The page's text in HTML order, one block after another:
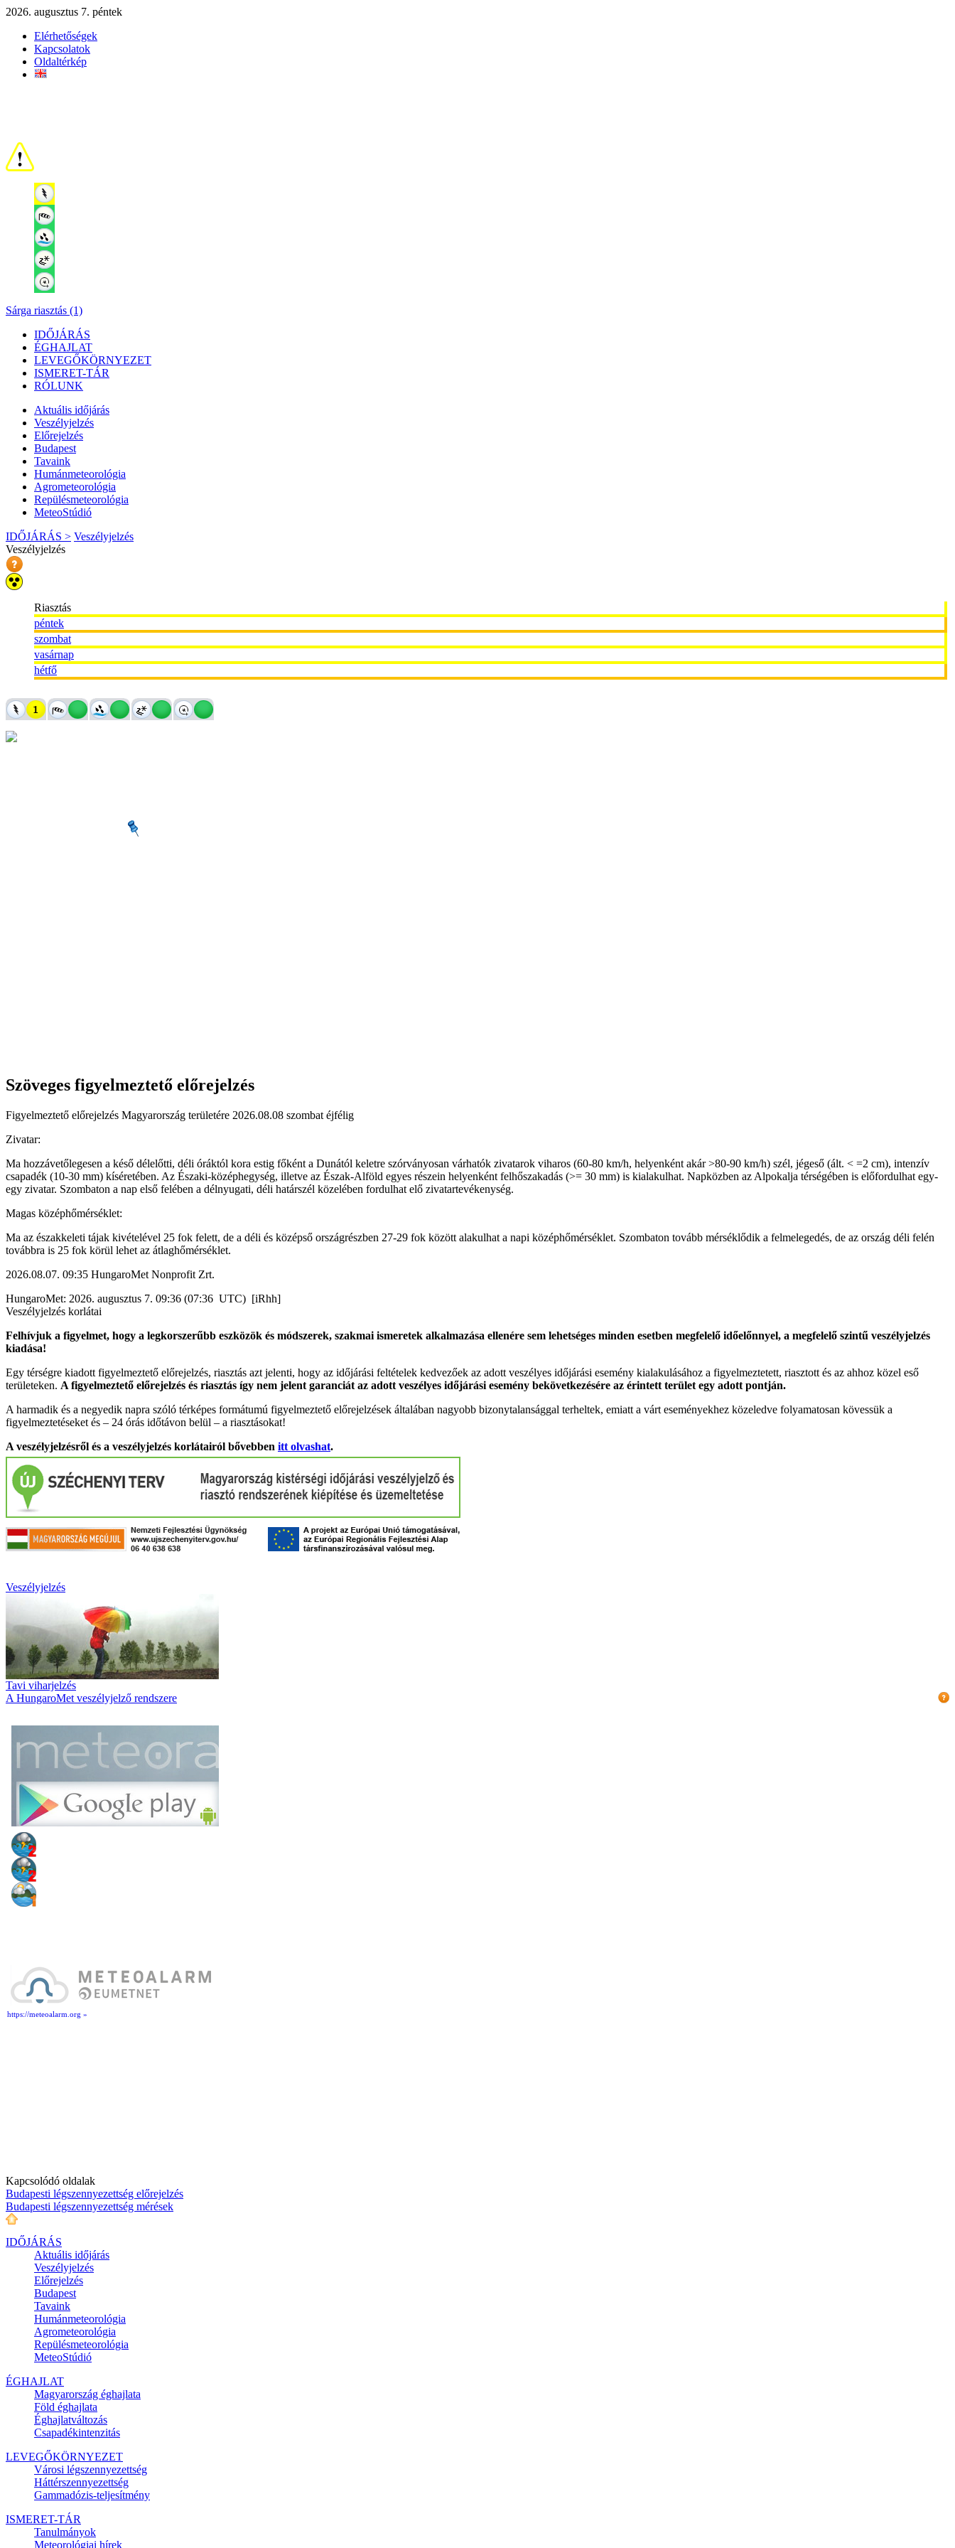
2026. augusztus 7. péntek
Elérhetőségek
Kapcsolatok
Oldaltérkép
Sárga riasztás (1)
IDŐJÁRÁS
ÉGHAJLAT
LEVEGŐKÖRNYEZET
ISMERET-TÁR
RÓLUNK
Aktuális időjárás
Veszélyjelzés
Előrejelzés
Budapest
Tavaink
Humánmeteorológia
Agrometeorológia
Repülésmeteorológia
MeteoStúdió
IDŐJÁRÁS > Veszélyjelzés
Veszélyjelzés
Riasztás
péntek
szombat
vasárnap
hétfő
Szöveges figyelmeztető előrejelzés
Figyelmeztető előrejelzés Magyarország területére 2026.08.08 szombat éjfélig
Zivatar:
Ma hozzávetőlegesen a késő délelőtti, déli óráktól kora estig főként a Dunától keletre szórványosan várhatók zivatarok viharos (60-80 km/h, helyenként akár >80-90 km/h) szél, jégeső (ált. < =2 cm), intenzív
csapadék (10-30 mm) kíséretében. Az Északi-középhegység, illetve az Észak-Alföld egyes részein helyenként felhőszakadás (>= 30 mm) is kialakulhat. Napközben az Alpokalja térségében is előfordulhat egy-
egy zivatar. Szombaton a nap első felében a délnyugati, déli határszél közelében fordulhat elő zivatartevékenység.
Magas középhőmérséklet:
Ma az északkeleti tájak kivételével 25 fok felett, de a déli és középső országrészben 27-29 fok között alakulhat a napi középhőmérséklet. Szombaton tovább mérséklődik a felmelegedés, de az ország déli felén
továbbra is 25 fok körül lehet az átlaghőmérséklet.
2026.08.07. 09:35 HungaroMet Nonprofit Zrt.
HungaroMet: 2026. augusztus 7. 09:36 (07:36 UTC) [iRhh]
Veszélyjelzés korlátai
Felhívjuk a figyelmet, hogy a legkorszerűbb eszközök és módszerek, szakmai ismeretek alkalmazása ellenére sem lehetséges minden esetben megfelelő időelőnnyel, a megfelelő szintű veszélyjelzés
kiadása!
Egy térségre kiadott figyelmeztető előrejelzés, riasztás azt jelenti, hogy az időjárási feltételek kedvezőek az adott veszélyes időjárási esemény kialakulásához a figyelmeztetett, riasztott és az ahhoz közel eső
területeken. A figyelmeztető előrejelzés és riasztás így nem jelent garanciát az adott veszélyes időjárási esemény bekövetkezésére az érintett terület egy adott pontján.
A harmadik és a negyedik napra szóló térképes formátumú figyelmeztető előrejelzések általában nagyobb bizonytalansággal terheltek, emiatt a várt eseményekhez közeledve folyamatosan kövessük a
figyelmeztetéseket és – 24 órás időtávon belül – a riasztásokat!
A veszélyjelzésről és a veszélyjelzés korlátairól bővebben itt olvashat.
Veszélyjelzés
Tavi viharjelzés
A HungaroMet veszélyjelző rendszere
https://meteoalarm.org »
Kapcsolódó oldalak
Budapesti légszennyezettség előrejelzés
Budapesti légszennyezettség mérések
IDŐJÁRÁS
Aktuális időjárás
Veszélyjelzés
Előrejelzés
Budapest
Tavaink
Humánmeteorológia
Agrometeorológia
Repülésmeteorológia
MeteoStúdió
ÉGHAJLAT
Magyarország éghajlata
Föld éghajlata
Éghajlatváltozás
Csapadékintenzitás
LEVEGŐKÖRNYEZET
Városi légszennyezettség
Háttérszennyezettség
Gammadózis-teljesítmény
ISMERET-TÁR
Tanulmányok
Meteorológiai hírek